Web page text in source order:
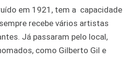
em 1921, tem a capacidade
recebe vários artistas
Já passaram pelo local,
como Gilberto Gil e